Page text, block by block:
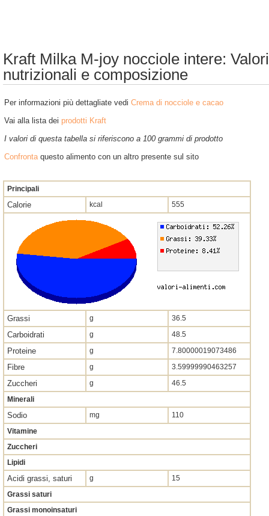
Kraft Milka M-joy nocciole intere: Valori
nutrizionali e composizione
Per informazioni più dettagliate vedi Crema di nocciole e cacao
Vai alla lista dei prodotti Kraft
I valori di questa tabella si riferiscono a 100 grammi di prodotto
Confrontaquesto alimento con un altro presente sul sito
Principali
Calorie kcal 555
Grassi g 36.5
Carboidrati g 48.5
Proteine g 7.80000019073486
Fibre g 3.59999990463257
Zuccheri g
46.5
Minerali
Sodio mg
110
Vitamine
Zuccheri
Lipidi
Acidi grassi, saturi g
15
Grassi saturi
Grassi monoinsaturi